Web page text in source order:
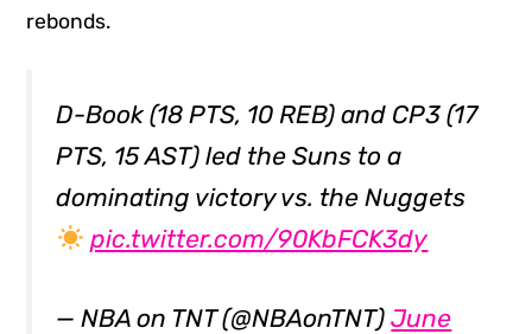
rebonds.
D-Book (18 PTS, 10 REB) and CP3 (17
PTS, 15 AST) led the Suns to a
dominating victory vs. the Nuggets
pic.twitter.com/90KbFCK3dy
— NBA on TNT (@NBAonTNT)June